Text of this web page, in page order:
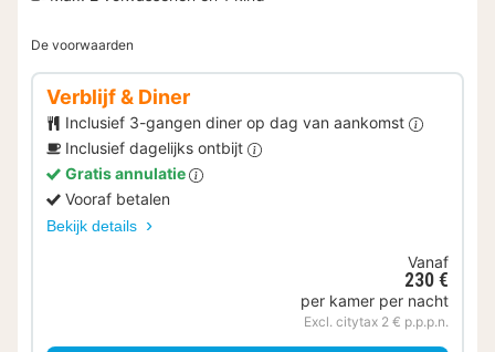
De voorwaarden
Verblijf & Diner
Inclusief 3-gangen diner op dag van aankomst
Inclusief dagelijks ontbijt
Gratis annulatie
Vooraf betalen
Bekijk details
Vanaf
230 €
per kamer per nacht
Excl. citytax 2 € p.p.p.n.